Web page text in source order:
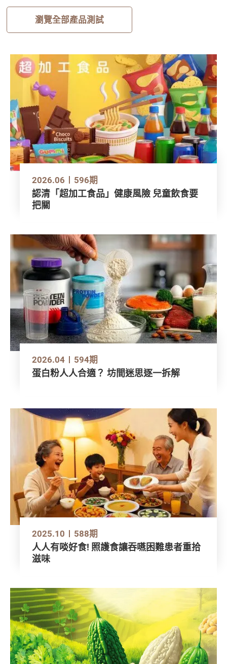
瀏覽全部產品測試
2026.06 596期
認清「超加工食品」健康風險 兒童飲食要
把關
2026.04 594期
蛋白粉人人合適？ 坊間迷思逐一拆解
2025.10 588期
人人有啖好食! 照護食讓吞嚥困難患者重拾
滋味